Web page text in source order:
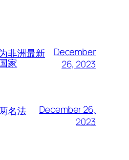
非洲最新
家
December
26, 2023
名法
December 26,
2023